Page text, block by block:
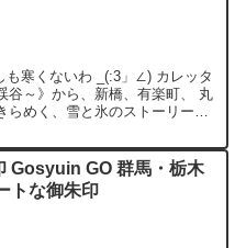
も寒くないわ _(:3」∠) カレッタ
谷～》から、新橋、有楽町、 丸
らめく、雪と氷のストーリー》
Gosyuin GO 群馬・栃木
トな御朱印